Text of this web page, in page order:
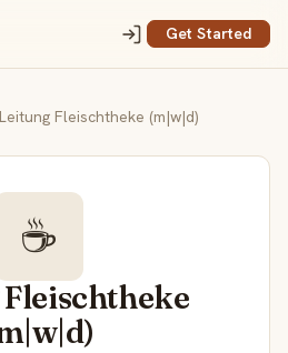
Get Started
Leitung Fleischtheke (m|w|d)
☕